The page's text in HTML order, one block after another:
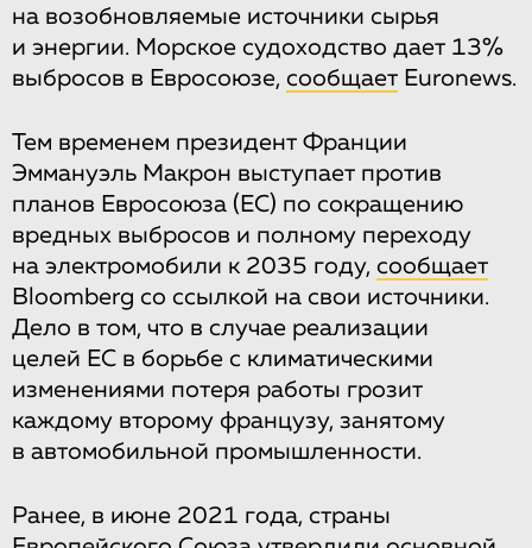
на возобновляемые источники сырья
и энергии. Морское судоходство дает 13%
выбросов в Евросоюзе, сообщает Euronews.
Тем временем президент Франции
Эммануэль Макрон выступает против
планов Евросоюза (ЕС) по сокращению
вредных выбросов и полному переходу
на электромобили к 2035 году, сообщает
Bloomberg со ссылкой на свои источники.
Дело в том, что в случае реализации
целей ЕС в борьбе с климатическими
изменениями потеря работы грозит
каждому второму французу, занятому
в автомобильной промышленности.
Ранее, в июне 2021 года, страны